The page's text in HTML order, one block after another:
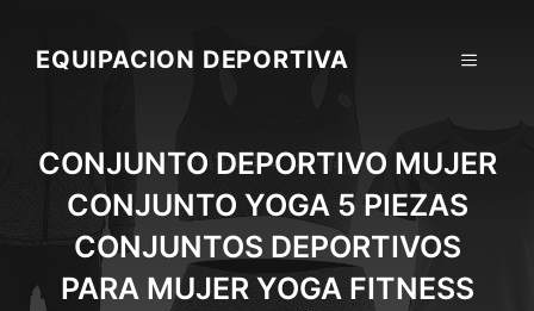
contentEQUIPACION DEPORTIVA MENU
CONJUNTO DEPORTIVO MUJER
CONJUNTO YOGA 5 PIEZAS
CONJUNTOS DEPORTIVOS
PARA MUJER YOGA FITNESS